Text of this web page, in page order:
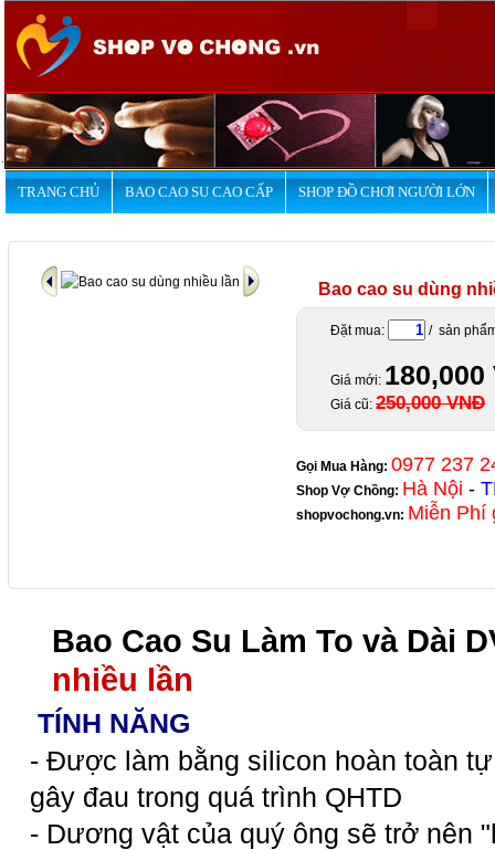
TRANG CHỦ BAO CAO SU CAO CẤP SHOP ĐỒ CHƠI NGƯỜI LỚN
Bao cao su dùng
Đặt mua: / sản
Giá mới: 180,000
Giá cũ: 250,000 VNĐ
Gọi Mua Hàng: 0977 237
Shop Vợ Chồng: Hà Nội -
shopvochong.vn: Miễn Phí
Bao Cao Su Làm To và Dài
nhiều lần
TÍNH NĂNG
- Được làm bằng silicon hoàn toàn
gây đau trong quá trình QHTD
- Dương vật của quý ông sẽ trở nên